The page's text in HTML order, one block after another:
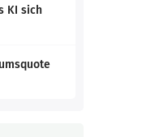
KI sich